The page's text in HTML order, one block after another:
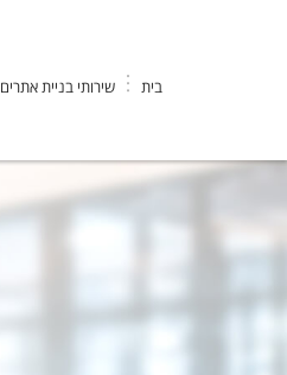
בית שירותי בניית אתרים